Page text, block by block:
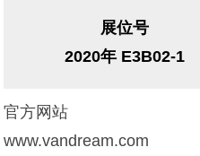
展位号
2020年 E3B02-1
官方网站
www.vandream.com